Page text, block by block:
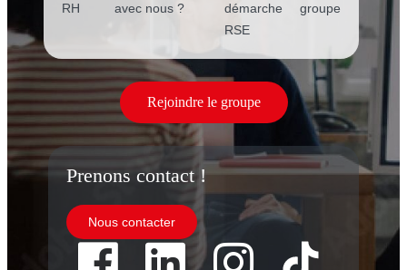
RH
avec nous ?
démarche
RSE
groupe
Rejoindre le groupe
Prenons contact !
Nous contacter